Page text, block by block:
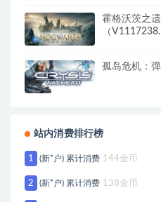
霍格沃茨之
（
孤岛危机：
站内消费排行榜
1 (新*户) 累计消费 144金币
2 (新*户) 累计消费 138金币